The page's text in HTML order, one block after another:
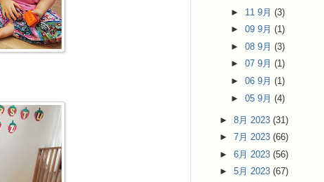
► 11 9月 (3)
► 09 9月 (1)
► 08 9月 (3)
► 07 9月 (1)
► 06 9月 (1)
► 05 9月 (4)
►8月 2023(31)
►7月 2023(66)
►6月 2023(56)
►5月 2023(67)